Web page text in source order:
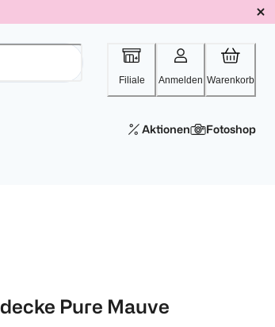
Filiale Anmelden Warenkorb
Aktionen Fotoshop
Pure Mauve